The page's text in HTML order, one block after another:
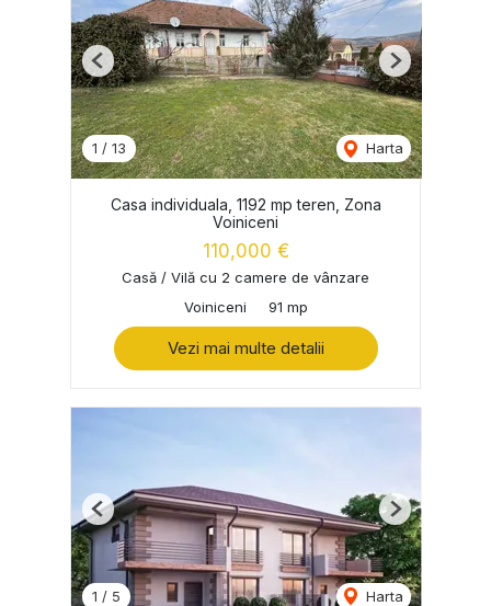
1 / 13 Harta
Previous Next
Casa individuala, 1192 mp teren, Zona
Voiniceni
110,000 €
Casă / Vilă cu 2 camere de vânzare
Voiniceni
91 mp
Vezi mai multe detalii
1 / 5 Harta
Previous Next